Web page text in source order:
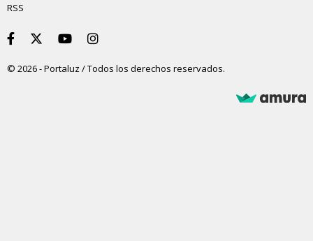
RSS
© 2026 - Portaluz / Todos los derechos reservados.